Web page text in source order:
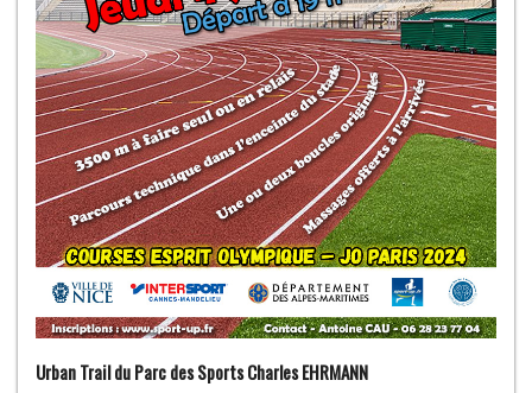
Urban Trail du Parc des Sports Charles EHRMANN